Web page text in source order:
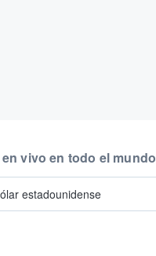
vivo en todo el mundo
estadounidense